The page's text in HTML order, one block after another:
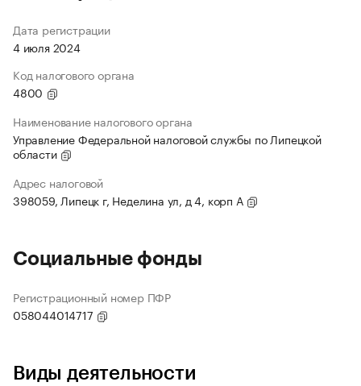
Дата регистрации
4 июля 2024
Код налогового органа
4800
Наименование налогового органа
Управление Федеральной налоговой службы по Липецкой
области
Адрес налоговой
398059, Липецк г, Неделина ул, д 4, корп А
Социальные фонды
Регистрационный номер ПФР
058044014717
Виды деятельности